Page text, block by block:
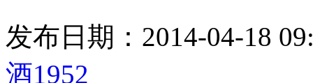
发布日期：2014-04-18
酒1952